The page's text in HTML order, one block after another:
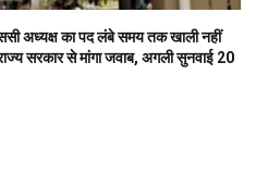
अध्यक्ष का पद लंबे समय तक खाली नहीं
सरकार से मांगा जवाब, अगली सुनवाई 20